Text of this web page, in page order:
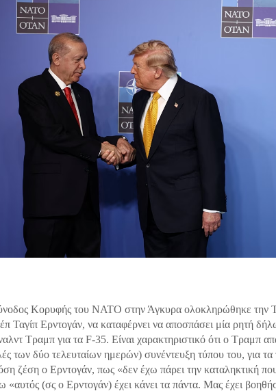
Κορυφής του ΝΑΤΟ στην Άγκυρα ολοκληρώθηκε την
Ταγίπ Ερντογάν, να καταφέρνει να αποσπάσει μία ρητή
Τραμπ για τα F-35. Είναι χαρακτηριστικό ότι ο Τραμπ
των δύο τελευταίων ημερών) συνέντευξη τύπου του, για
ζέση ο Ερντογάν, πως «δεν έχω πάρει την καταληκτική
«αυτός (σς ο Ερντογάν) έχει κάνει τα πάντα. Μας έχει